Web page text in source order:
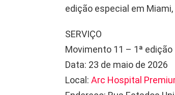
edição especial em
SERVIÇO
Movimento 11 – 1ª edição
Data: 23 de maio de 2026
Local: Arc Hospital